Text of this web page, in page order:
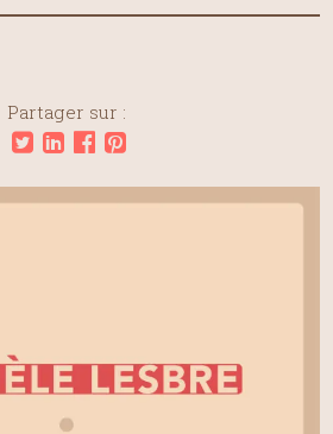
Partager sur :